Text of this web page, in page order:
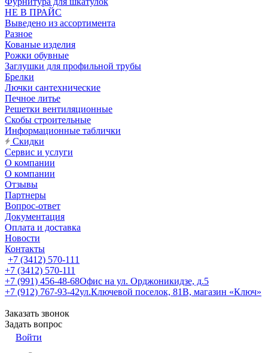
НЕ В ПРАЙС
Выведено из ассортимента
Разное
Кованые изделия
Рожки обувные
Заглушки для профильной трубы
Брелки
Лючки сантехнические
Печное литье
Решетки вентиляционные
Скобы строительные
Информационные таблички
Скидки
Сервис и услуги
О компании
О компании
Отзывы
Партнеры
Вопрос-ответ
Документация
Оплата и доставка
Новости
Контакты
+7 (3412) 570-111
+7 (3412) 570-111
+7 (991) 456-48-68Офис на ул. Орджоникидзе, д.5
+7 (912) 767-93-42ул.Ключевой поселок, 81В, магазин «Ключ»
Заказать звонок
Задать вопрос
Войти